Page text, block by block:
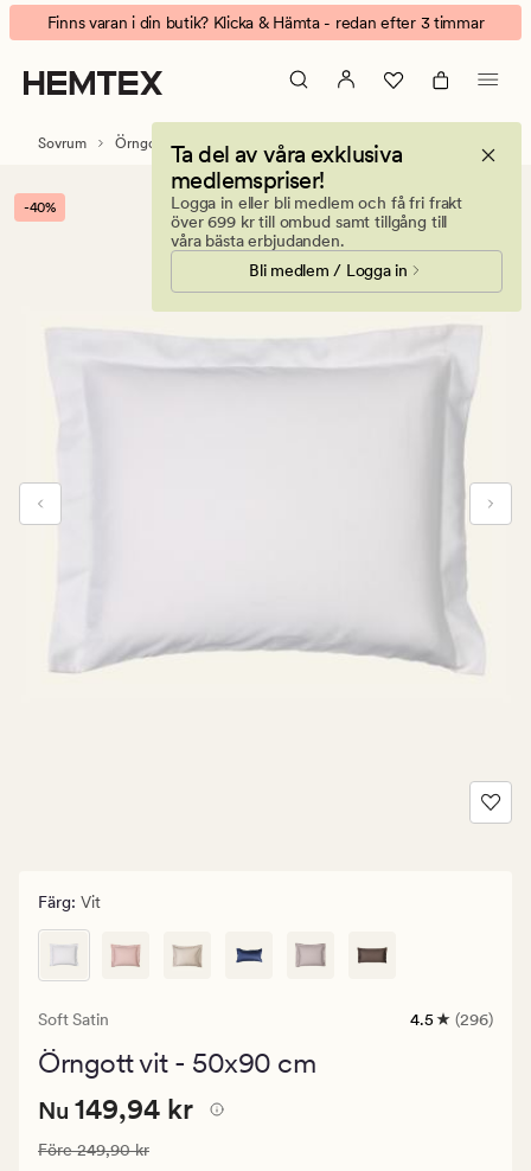
Soft
Satin
örngott
Animerad
banner.
Klicka
på
att
pausa.
Finns varan i din butik? Klicka & Hämta - redan efter 3 timmar
Ta del av våra exklusiva
medlemspriser!
Logga in eller bli medlem och få fri frakt
över 699 kr till ombud samt tillgång till
våra bästa erbjudanden.
Bli medlem / Logga in
Sovrum Örngott Satin örngott
-40%
Färg: Vit
Soft Satin
296
4.5 (296)
Örngott vit - 50x90 cm
Nuvarande
149,94
Nuvarande pris
Nu 149,94 kr
Ordinarie pris 249,90 kr
Före249,90 kr